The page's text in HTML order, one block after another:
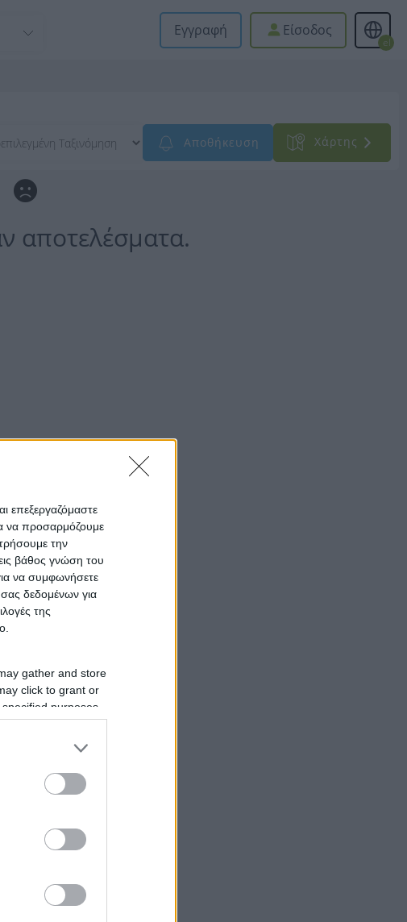
επεξεργαζόμαστε
να προσαρμόζουμε
την
βάθος γνώση του
να συμφωνήσετε
δεδομένων για
της
gather and store
click to grant or
purposes
Εγγραφή Είσοδος
el
Αποθήκευση Xάρτης
αποτελέσματα.